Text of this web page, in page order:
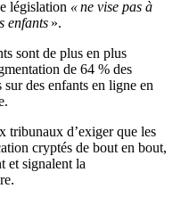
législation « ne vise pas à
enfants ».
sont de plus en plus
de 64 % des
des enfants en ligne en
tribunaux d’exiger que les
cryptés de bout en bout,
et signalent la